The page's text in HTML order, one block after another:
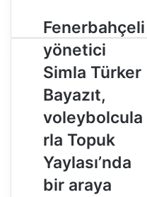
F
e
n
e
b
a
h
ç
e
Fenerbahçeli
yönetici
Simla Türker
Bayazıt,
voleybolcula
rla Topuk
Yaylası’nda
bir araya